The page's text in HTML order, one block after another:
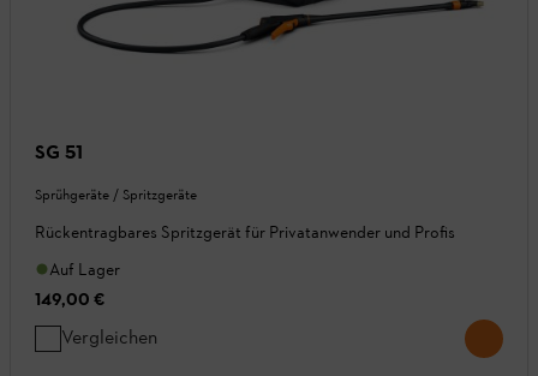
SG 51
Sprühgeräte / Spritzgeräte
Rückentragbares Spritzgerät für Privatanwender und Profis
Auf Lager
149,00 €
Vergleichen